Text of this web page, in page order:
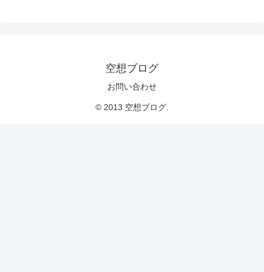
空想ブログ
お問い合わせ
© 2013 空想ブログ.